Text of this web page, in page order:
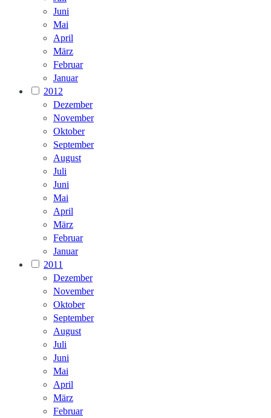
Juni
Mai
April
März
Februar
Januar
2012
Dezember
November
Oktober
September
August
Juli
Juni
Mai
April
März
Februar
Januar
2011
Dezember
November
Oktober
September
August
Juli
Juni
Mai
April
März
Februar